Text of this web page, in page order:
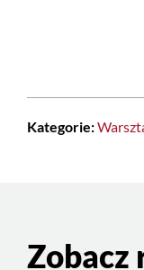
Kategorie:
Zobacz